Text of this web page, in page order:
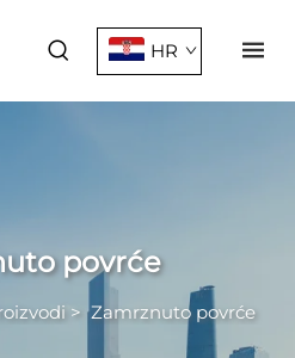
HR
povrće
>Zamrznuto povrće